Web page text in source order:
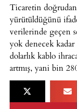
Ticaretin
yürütüldüğünü
verilerinde geçen
yok denecek
dolarlık kablo
artmış, yani bin